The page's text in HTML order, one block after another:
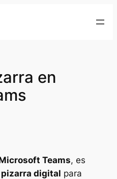
en
Teams, es
pizarra digital para